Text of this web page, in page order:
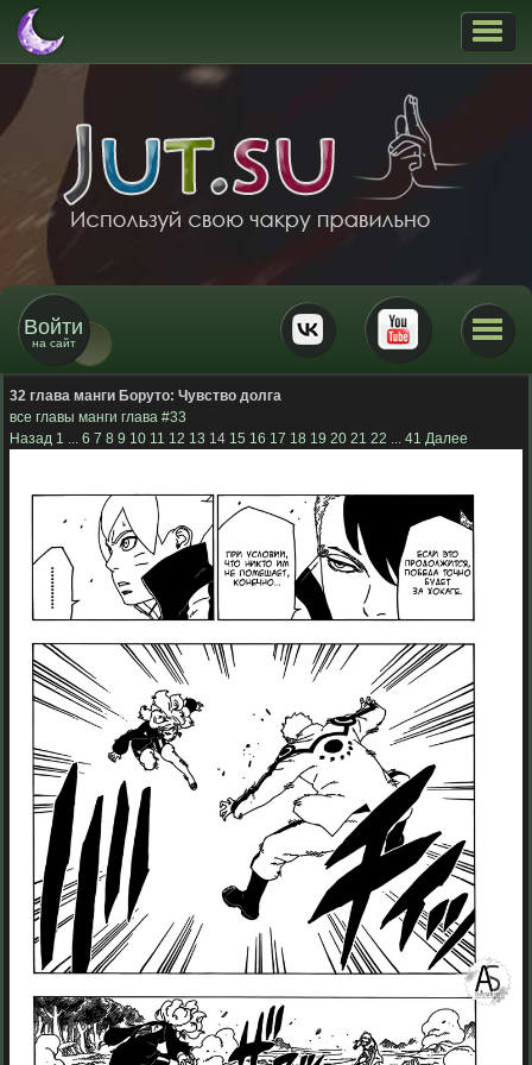
Войти
на сайт
32 глава манги Боруто: Чувство долга
все главы манги глава #33
Назад 1 ... 6 7 8 9 10 11 12 13 14 15 16 17 18 19 20 21 22 ... 41 Далее